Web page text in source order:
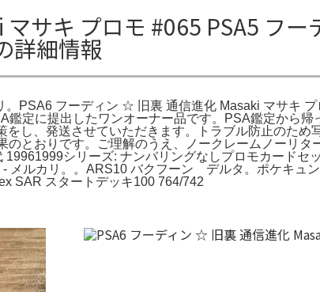
サキ プロモ #065 PSA5 フ
詳細情報
PSA6 フーディン ☆ 旧裏 通信進化 Masaki マサキ
定に提出したワンオーナー品です。PSA鑑定から帰
し、発送させていただきます。トラブル防止のため
とおりです。ご理解のうえ、ノークレームノーリタ
シリーズ: ナンバリングなしプロモカードセ
- メルカリ。。ARS10 バクフーン デルタ。ポケキュ
SAR スタートデッキ100 764/742